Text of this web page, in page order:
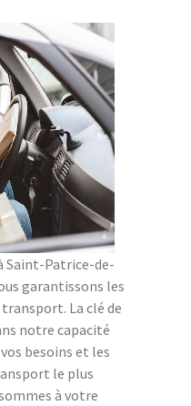
à Saint-Patrice-de-
garantissons les
La clé de
notre capacité
besoins et les
le plus
à votre